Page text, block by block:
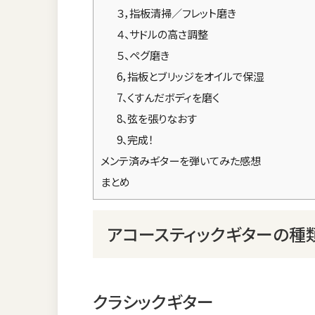
３，指板清掃／フレット磨き
４、サドルの高さ調整
５、ペグ磨き
6，指板とブリッジをオイルで保湿
7、くすんだボディを磨く
8、弦を張りなおす
9、完成！
メンテ済みギターを弾いてみた感想
まとめ
アコースティックギターの種
クラシックギター